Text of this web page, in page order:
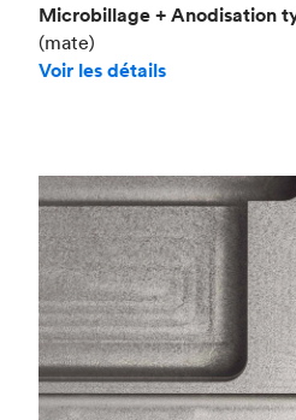
Microbillage + Anodisation
(mate)
Voir les détails